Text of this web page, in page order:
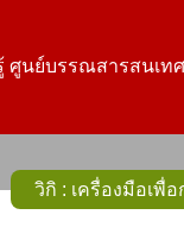
ศูนย์บรรณสารสนเท
วิกิ : เครื่องมือเพื่